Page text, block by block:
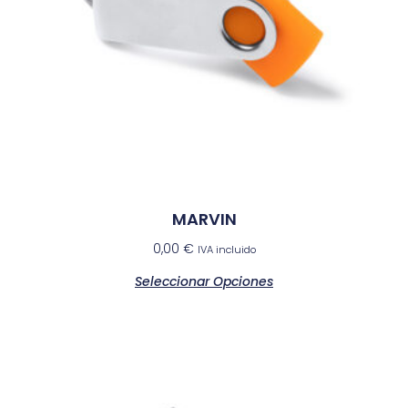
MARVIN
0,00 € IVA incluido
Seleccionar Opciones